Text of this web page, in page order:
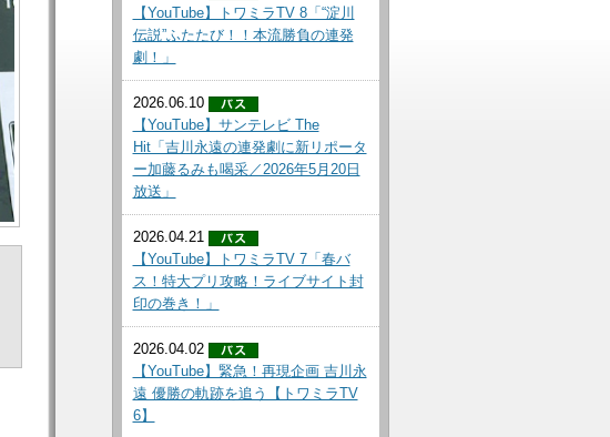
【YouTube】トワミラTV 8「“淀川
伝説”ふたたび！！本流勝負の連発
劇！」
2026.06.10
【YouTube】サンテレビ The
Hit「吉川永遠の連発劇に新リポータ
ー加藤るみも喝采／2026年5月20日
放送」
2026.04.21
【YouTube】トワミラTV 7「春バ
ス！特大プリ攻略！ライブサイト封
印の巻き！」
2026.04.02
【YouTube】緊急！再現企画 吉川永
遠 優勝の軌跡を追う【トワミラTV
6】